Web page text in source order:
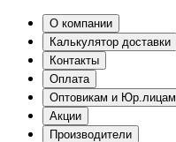
О компании
Калькулятор доставки
Контакты
Оплата
Оптовикам и Юр.лицам
Акции
Производители